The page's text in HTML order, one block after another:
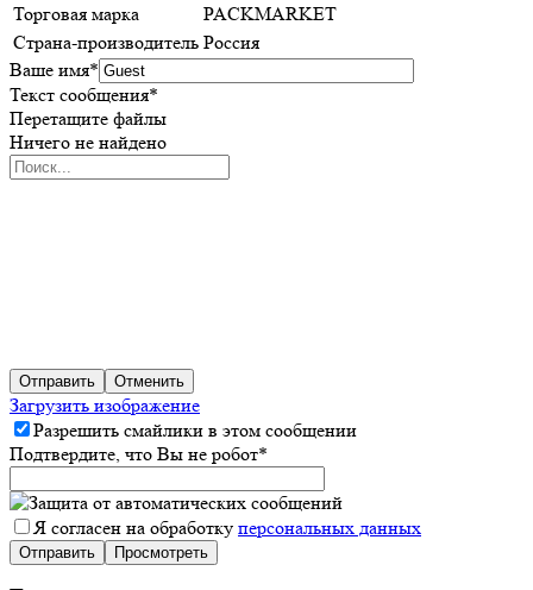
Торговая марка
PACKMARKET
Страна-производитель Россия
Ваше имя*
Текст сообщения*
Перетащите файлы
Ничего не найдено
Отправить Отменить
Загрузить изображение
Разрешить смайлики в этом сообщении
Подтвердите, что Вы не робот*
Я согласен на обработку персональных данных